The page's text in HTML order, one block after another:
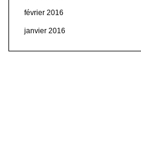
février 2016
janvier 2016